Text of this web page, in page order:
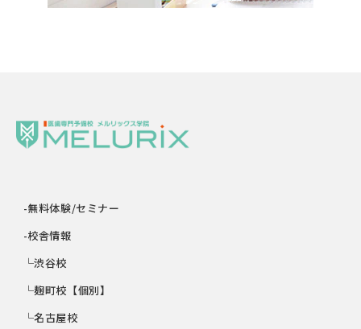
-無料体験/セミナー
-校舎情報
└渋谷校
└麹町校【個別】
└名古屋校